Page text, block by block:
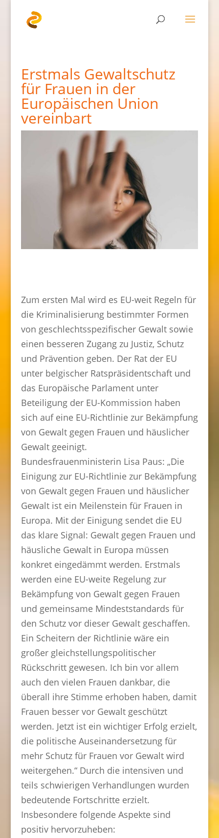
Erstmals Gewaltschutz
für Frauen in der
Europäischen Union
vereinbart
Zum ersten Mal wird es EU-weit Regeln für
die Kriminalisierung bestimmter Formen
von geschlechtsspezifischer Gewalt sowie
einen besseren Zugang zu Justiz, Schutz
und Prävention geben. Der Rat der EU
unter belgischer Ratspräsidentschaft und
das Europäische Parlament unter
Beteiligung der EU-Kommission haben
sich auf eine EU-Richtlinie zur Bekämpfung
von Gewalt gegen Frauen und häuslicher
Gewalt geeinigt.
Bundesfrauenministerin Lisa Paus: „Die
Einigung zur EU-Richtlinie zur Bekämpfung
von Gewalt gegen Frauen und häuslicher
Gewalt ist ein Meilenstein für Frauen in
Europa. Mit der Einigung sendet die EU
das klare Signal: Gewalt gegen Frauen und
häusliche Gewalt in Europa müssen
konkret eingedämmt werden. Erstmals
werden eine EU-weite Regelung zur
Bekämpfung von Gewalt gegen Frauen
und gemeinsame Mindeststandards für
den Schutz vor dieser Gewalt geschaffen.
Ein Scheitern der Richtlinie wäre ein
großer gleichstellungspolitischer
Rückschritt gewesen. Ich bin vor allem
auch den vielen Frauen dankbar, die
überall ihre Stimme erhoben haben, damit
Frauen besser vor Gewalt geschützt
werden. Jetzt ist ein wichtiger Erfolg erzielt,
die politische Auseinandersetzung für
mehr Schutz für Frauen vor Gewalt wird
weitergehen.“ Durch die intensiven und
teils schwierigen Verhandlungen wurden
bedeutende Fortschritte erzielt.
Insbesondere folgende Aspekte sind
positiv hervorzuheben: